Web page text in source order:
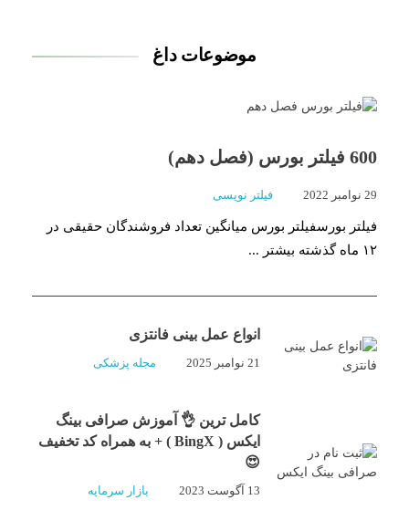
موضوعات داغ
600 فیلتر بورس (فصل دهم)
29 نوامبر 2022 فیلتر نویسی
فیلتر بورسفیلتر بورس میانگین تعداد فروشندگان حقیقی در
۱۲ ماه گذشته بیشتر ...
انواع عمل بینی فانتزی
21 نوامبر 2025 مجله پزشکی
کامل ترین 👌 آموزش صرافی بینگ
ایکس ( BingX ) + به همراه کد تخفیف
😍
13 آگوست 2023 بازار سرمایه